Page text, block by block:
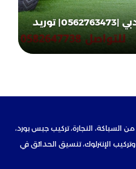
تركيب عشب صناعي في دبي |0562763473| توريد
النجارة، تركيب جبس بورد،
وتركيب الإنترلوك، تنسيق الحدائق في